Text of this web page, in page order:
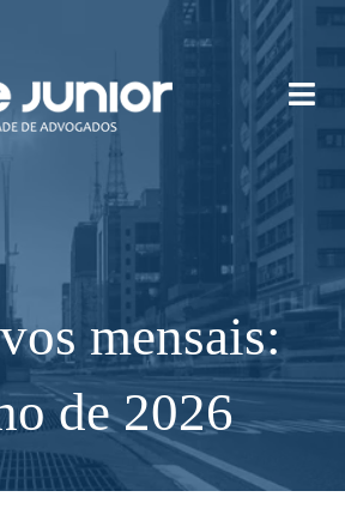
mensais:
de 2026